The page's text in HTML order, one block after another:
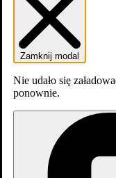
Zamknij modal
Nie udało się
ponownie.